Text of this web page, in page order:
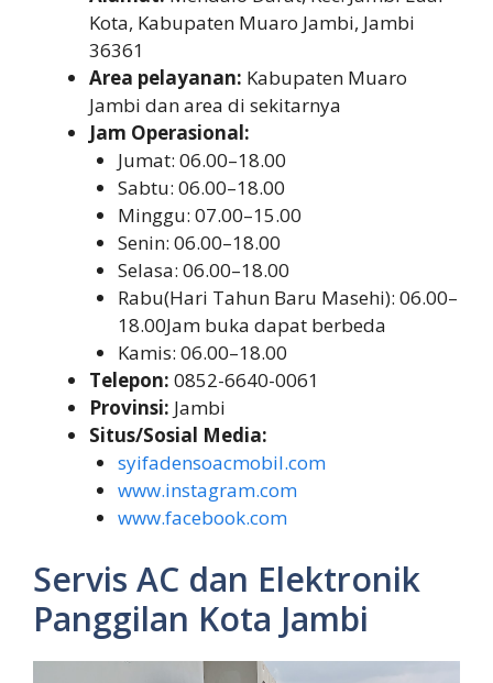
Kota, Kabupaten Muaro Jambi, Jambi
36361
Area pelayanan: Kabupaten Muaro
Jambi dan area di sekitarnya
Jam Operasional:
Jumat: 06.00–18.00
Sabtu: 06.00–18.00
Minggu: 07.00–15.00
Senin: 06.00–18.00
Selasa: 06.00–18.00
Rabu(Hari Tahun Baru Masehi): 06.00–
18.00Jam buka dapat berbeda
Kamis: 06.00–18.00
Telepon: 0852-6640-0061
Provinsi: Jambi
Situs/Sosial Media:
syifadensoacmobil.com
www.instagram.com
www.facebook.com
Servis AC dan Elektronik
Panggilan Kota Jambi